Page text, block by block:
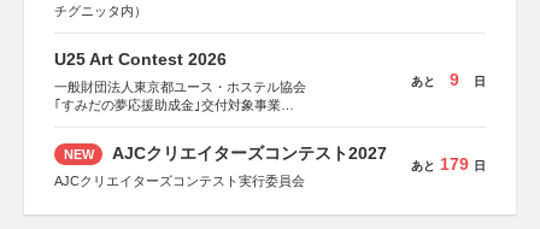
チグニッタ内）
U25 Art Contest 2026
一般財団法人東京都ユース・ホステル協会
｢すみだの夢応援助成金｣交付対象事業
あと 9 日
NEW AJCクリエイターズコンテスト2027
AJCクリエイターズコンテスト実行委員会
あと 179 日